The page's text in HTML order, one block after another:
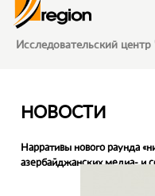
Исследовательский центр
НОВОСТИ
Нарративы нового раунда
азербайджанских медиа- и